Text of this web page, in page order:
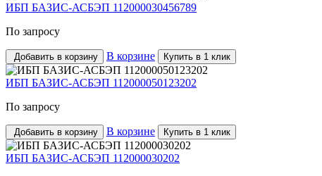
ИБП БАЗИС-АСБЭП 112000030456789
По запросу
Добавить в корзину В корзине Купить в 1 клик
ИБП БАЗИС-АСБЭП 112000050123202
По запросу
Добавить в корзину В корзине Купить в 1 клик
ИБП БАЗИС-АСБЭП 112000030202